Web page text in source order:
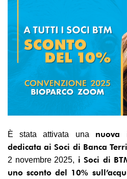
È stata attivata una nuova
dedicata ai Soci di Banca
2 novembre 2025, i Soci di
uno sconto del 10%